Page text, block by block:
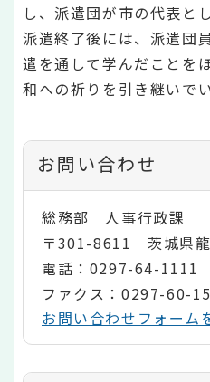
し、派遣団が市の代表と
派遣終了後には、派遣団
遣を通して学んだことを
和への祈りを引き継いでい
お問い合わせ
総務部 人事行政課
〒301-8611 茨城県
電話：0297-64-1111
ファクス：0297-60-
お問い合わせフォーム